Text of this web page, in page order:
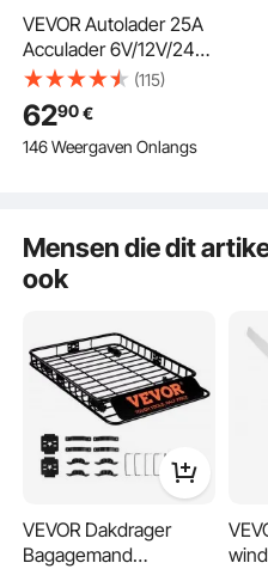
Voor alle
VEVOR Autolader 25A
Acculader 6V/12V/24V,
intelligente lader voor
loodzuur- en lithium-
LiFePO4-accu's, met
7-traps laad- en
(115)
6290€
146 Weergaven Onlangs
Mensen die dit
ook
VEVOR Dakdrager
Bagagemand